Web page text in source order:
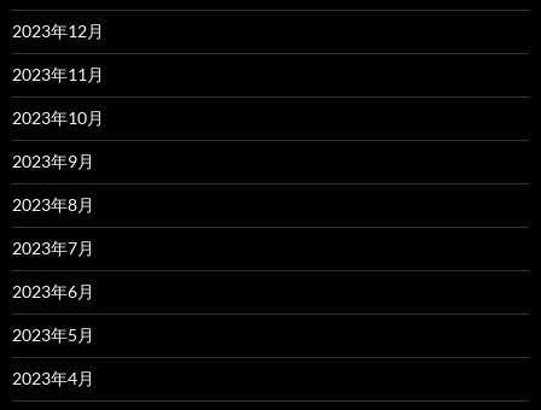
2023年12月
2023年11月
2023年10月
2023年9月
2023年8月
2023年7月
2023年6月
2023年5月
2023年4月